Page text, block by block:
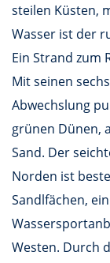
steilen Küsten,
Wasser ist der
Ein Strand zum
Mit seinen
Abwechslung
grünen Dünen,
Sand. Der
Norden ist
Sandlfächen,
Westen. Durch